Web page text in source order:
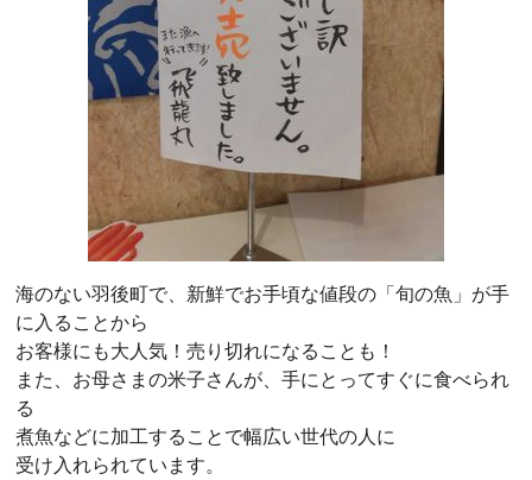
海のない羽後町で、新鮮でお手頃な値段の「旬の魚」が手
に入ることから
お客様にも大人気！売り切れになることも！
また、お母さまの米子さんが、手にとってすぐに食べられ
る
煮魚などに加工することで幅広い世代の人に
受け入れられています。